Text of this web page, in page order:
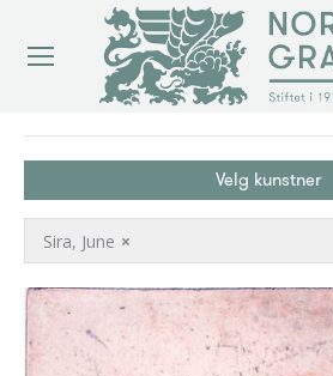
Velg kunstner
×
Sira, June